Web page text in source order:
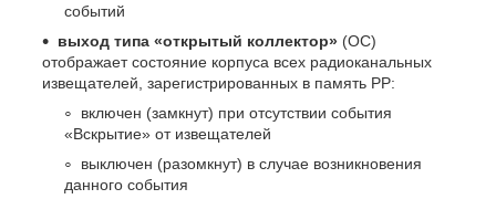
событий
выход типа «открытый коллектор» (ОС)
отображает состояние корпуса всех радиоканальных
извещателей, зарегистрированных в память РР:
включен (замкнут) при отсутствии события
«Вскрытие» от извещателей
выключен (разомкнут) в случае возникновения
данного события